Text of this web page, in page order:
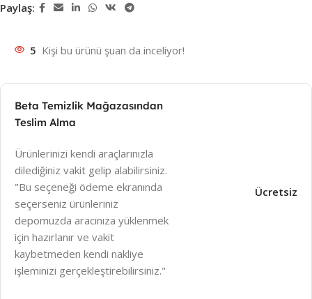
Paylaş:
5 Kişi bu ürünü şuan da inceliyor!
Beta Temizlik Mağazasından
Teslim Alma
Ürünlerinizi kendi araçlarınızla
dilediğiniz vakit gelip alabilirsiniz.
"Bu seçeneği ödeme ekranında
seçerseniz ürünleriniz
depomuzda aracınıza yüklenmek
için hazırlanır ve vakit
kaybetmeden kendi nakliye
işleminizi gerçekleştirebilirsiniz."
Ücretsiz